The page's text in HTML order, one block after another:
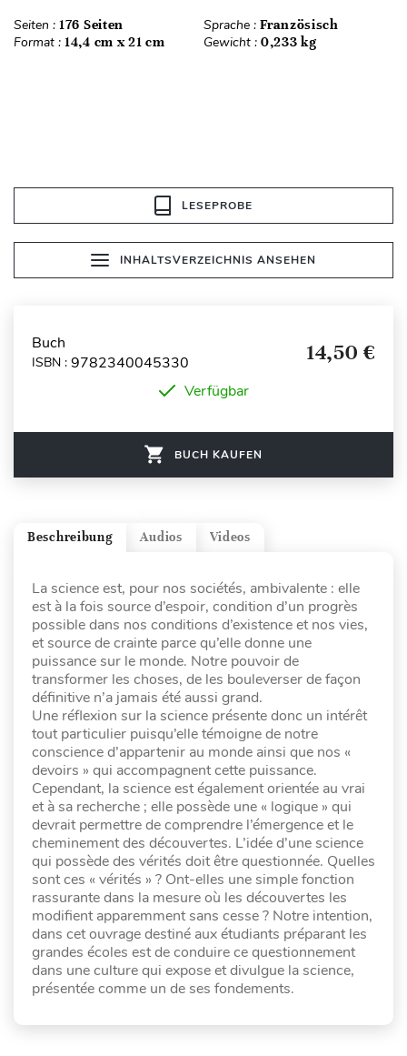
Seiten : 176 Seiten Sprache : Französisch
Format : 14,4 cm x 21 cm Gewicht : 0,233 kg
LESEPROBE
INHALTSVERZEICHNIS ANSEHEN
Buch
ISBN : 9782340045330 14,50 €
Verfügbar
BUCH KAUFEN
Videos
Audios
Beschreibung
La science est, pour nos sociétés, ambivalente : elle
est à la fois source d’espoir, condition d’un progrès
possible dans nos conditions d’existence et nos vies,
et source de crainte parce qu’elle donne une
puissance sur le monde. Notre pouvoir de
transformer les choses, de les bouleverser de façon
définitive n’a jamais été aussi grand.
Une réflexion sur la science présente donc un intérêt
tout particulier puisqu’elle témoigne de notre
conscience d’appartenir au monde ainsi que nos «
devoirs » qui accompagnent cette puissance.
Cependant, la science est également orientée au vrai
et à sa recherche ; elle possède une « logique » qui
devrait permettre de comprendre l’émergence et le
cheminement des découvertes. L’idée d’une science
qui possède des vérités doit être questionnée. Quelles
sont ces « vérités » ? Ont-elles une simple fonction
rassurante dans la mesure où les découvertes les
modifient apparemment sans cesse ? Notre intention,
dans cet ouvrage destiné aux étudiants préparant les
grandes écoles est de conduire ce questionnement
dans une culture qui expose et divulgue la science,
présentée comme un de ses fondements.